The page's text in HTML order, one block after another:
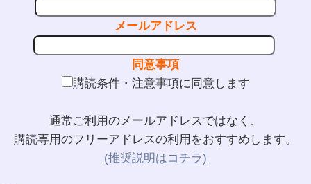
メールアドレス
同意事項
購読条件・注意事項に同意します
通常ご利用のメールアドレスではなく、
購読専用のフリーアドレスの利用をおすすめします。
(推奨説明はコチラ)